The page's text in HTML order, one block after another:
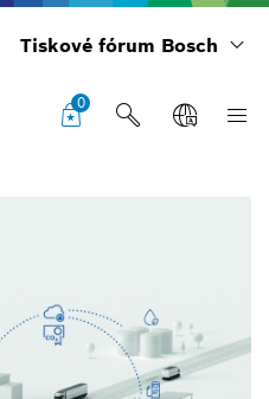
Tiskové fórum Bosch
0